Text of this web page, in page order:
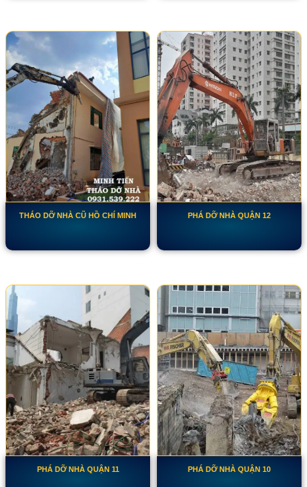
THÁO DỠ NHÀ CŨ HỒ CHÍ MINH PHÁ DỠ NHÀ QUẬN 12
PHÁ DỠ NHÀ QUẬN 11 PHÁ DỠ NHÀ QUẬN 10